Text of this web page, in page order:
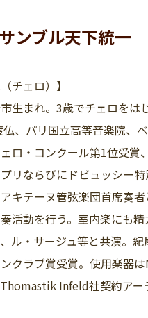
ンブル天下統一
チェロ）】
生まれ。3歳でチェロをは
、パリ国立高等音楽院、
ロ・コンクール第1位受
リならびにドビュッシー
キテーヌ管弦楽団首席奏
活動を行う。室内楽にも
ル・サージュ等と共演。
クラブ賞受賞。使用楽器
Infeld社契約アー